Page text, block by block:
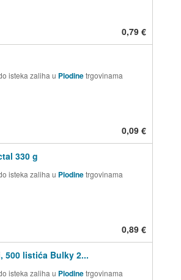
0,79 €
isteka zaliha u Plodinetrgovinama
0,09 €
330 g
isteka zaliha u Plodinetrgovinama
0,89 €
500 listića Bulky 2...
isteka zaliha u Plodinetrgovinama